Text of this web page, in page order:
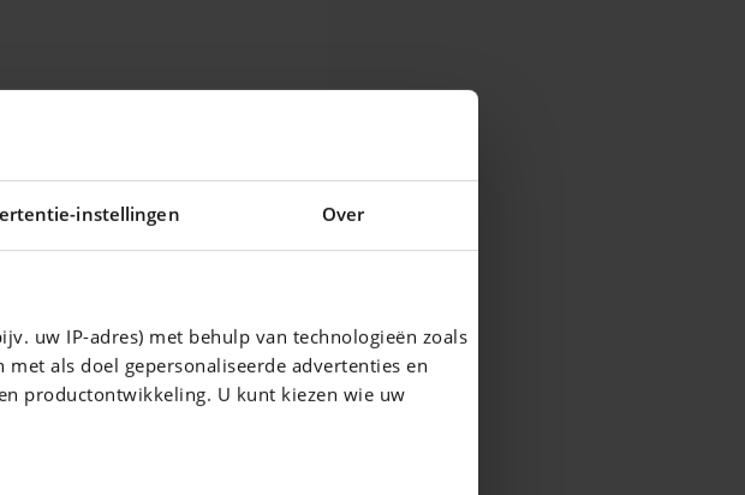
instellingen Over
uw IP-adres) met behulp van technologieën zoals
als doel gepersonaliseerde advertenties en
productontwikkeling. U kunt kiezen wie uw